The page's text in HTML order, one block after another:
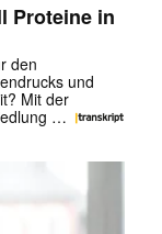
Proteine in
den
und
Mit der
…